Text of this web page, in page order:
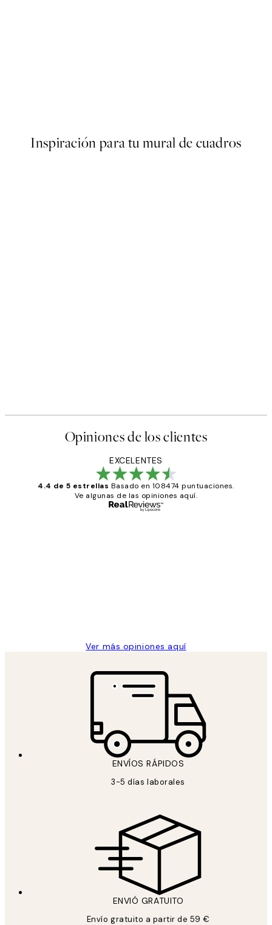
Inspiración para tu mural de cuadros
Opiniones de los clientes
EXCELENTES
4.4 de 5 estrellas Basado en 108474 puntuaciones.
Ve algunas de las opiniones aquí.
Ver más opiniones aquí
ENVÍOS RÁPIDOS
3-5 días laborales
ENVIÓ GRATUITO
Envío gratuito a partir de 59 €